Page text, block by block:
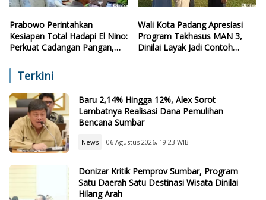
Prabowo Perintahkan
Kesiapan Total Hadapi El Nino:
Perkuat Cadangan Pangan,
Wali Kota Padang Apresiasi
Program Takhasus MAN 3,
Dinilai Layak Jadi Contoh
Terkini
Baru 2,14% Hingga 12%, Alex Sorot
Lambatnya Realisasi Dana Pemulihan
Bencana Sumbar
News 06 Agustus 2026, 19:23 WIB
Donizar Kritik Pemprov Sumbar, Program
Satu Daerah Satu Destinasi Wisata Dinilai
Hilang Arah